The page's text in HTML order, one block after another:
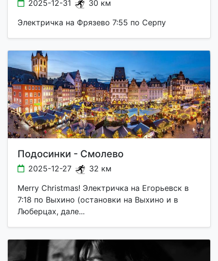
2025-12-31
30 км
Электричка на Фрязево 7:55 по Серпу
Подосинки - Смолево
2025-12-27
32 км
Merry Christmas! Электричка на Егорьевск в
7:18 по Выхино (остановки на Выхино и в
Люберцах, дале...